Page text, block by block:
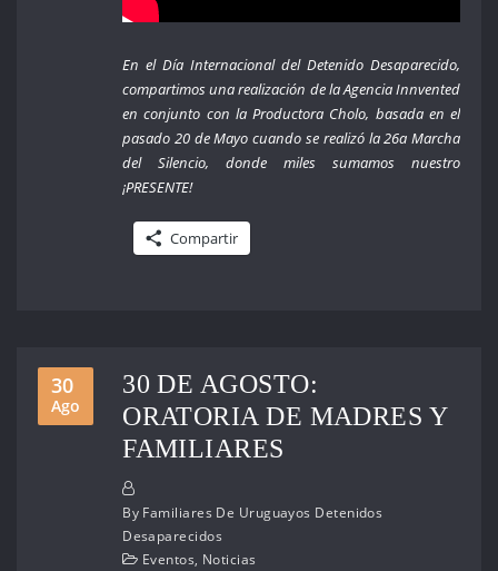
En el Día Internacional del Detenido Desaparecido,
compartimos una realización de la Agencia Innvented
en conjunto con la Productora Cholo, basada en el
pasado 20 de Mayo cuando se realizó la 26a Marcha
del Silencio, donde miles sumamos nuestro
¡PRESENTE!
Compartir
30
Ago
30 DE AGOSTO:
ORATORIA DE MADRES Y
FAMILIARES
By Familiares De Uruguayos Detenidos
Desaparecidos
Eventos, Noticias